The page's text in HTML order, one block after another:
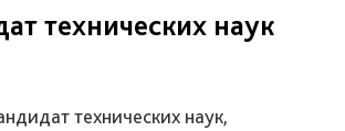
технических наук
технических наук,